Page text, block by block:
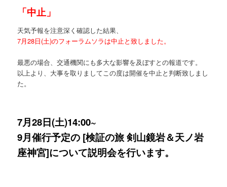
「中止」
天気予報を注意深く確認した結果、
7月28日(土)のフォーラムソラは中止と致しました。
最悪の場合、交通機関にも多大な影響を及ぼすとの報道です。
以上より、大事を取りましてこの度は開催を中止と判断致しまし
た。
7月28日(土)14:00~
9月催行予定の [検証の旅 剣山鏡岩＆天ノ岩
座神宮]について説明会を行います。